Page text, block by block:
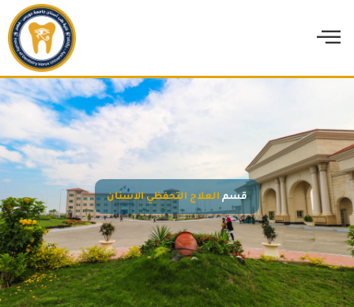
المحتوى
قسم العلاج التحفظي الاسنان